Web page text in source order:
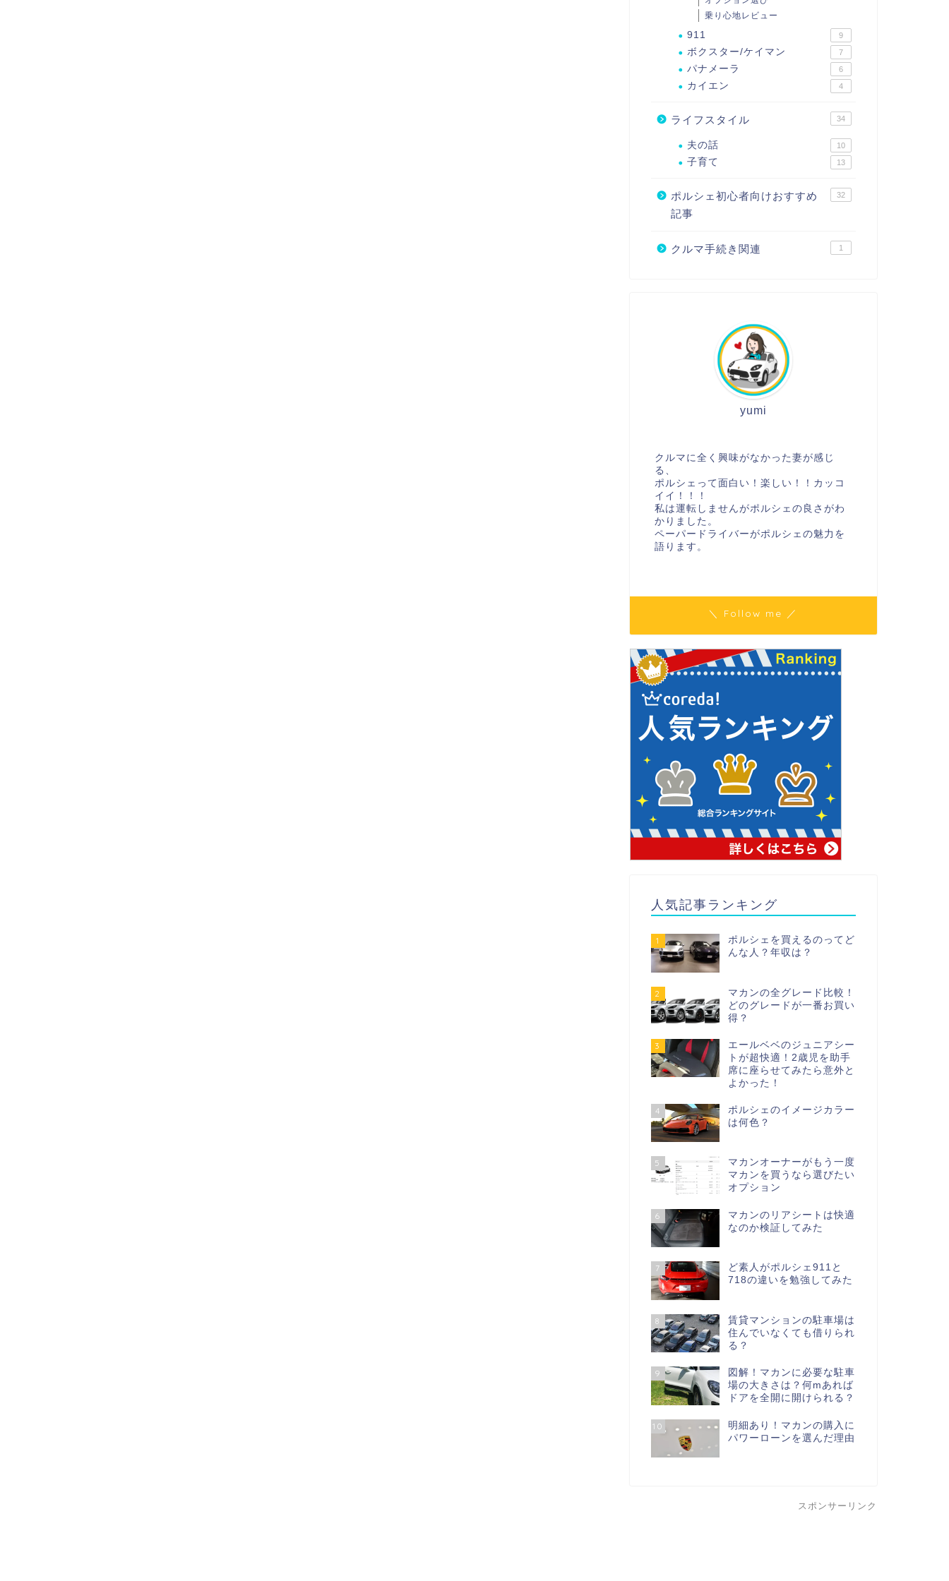
乗り心地レビュー
911 9
ボクスター/ケイマン 7
パナメーラ 6
カイエン 4
ライフスタイル 34
夫の話 10
子育て 13
ポルシェ初心者向けおすすめ
記事
32
クルマ手続き関連 1
yumi
クルマに全く興味がなかった妻が感じ
る、
ポルシェって面白い！楽しい！！カッコ
イイ！！！
私は運転しませんがポルシェの良さがわ
かりました。
ペーパードライバーがポルシェの魅力を
語ります。
＼ Follow me ／
人気記事ランキング
1
ポルシェを買えるのってど
んな人？年収は？
2
マカンの全グレード比較！
どのグレードが一番お買い
得？
3
エールベベのジュニアシー
トが超快適！2歳児を助手
席に座らせてみたら意外と
よかった！
4
ポルシェのイメージカラー
は何色？
5
マカンオーナーがもう一度
マカンを買うなら選びたい
オプション
6
マカンのリアシートは快適
なのか検証してみた
7
ど素人がポルシェ911と
718の違いを勉強してみた
8
賃貸マンションの駐車場は
住んでいなくても借りられ
る？
9
図解！マカンに必要な駐車
場の大きさは？何mあれば
ドアを全開に開けられる？
10
明細あり！マカンの購入に
パワーローンを選んだ理由
スポンサーリンク